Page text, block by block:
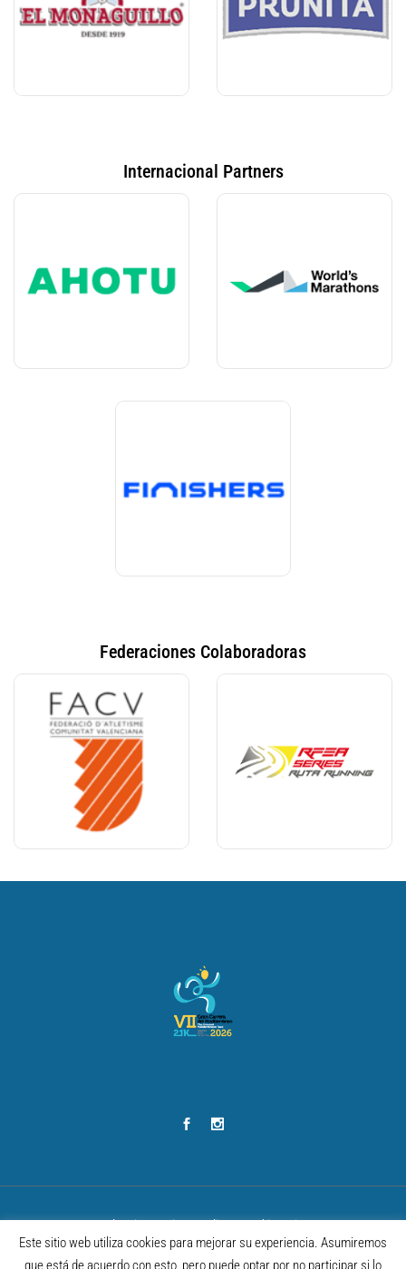
Internacional Partners
Federaciones Colaboradoras
Legal notice–Privacy policy–Cookies privacy
Este sitio web utiliza cookies para mejorar su experiencia. Asumiremos
que está de acuerdo con esto, pero puede optar por no participar si lo